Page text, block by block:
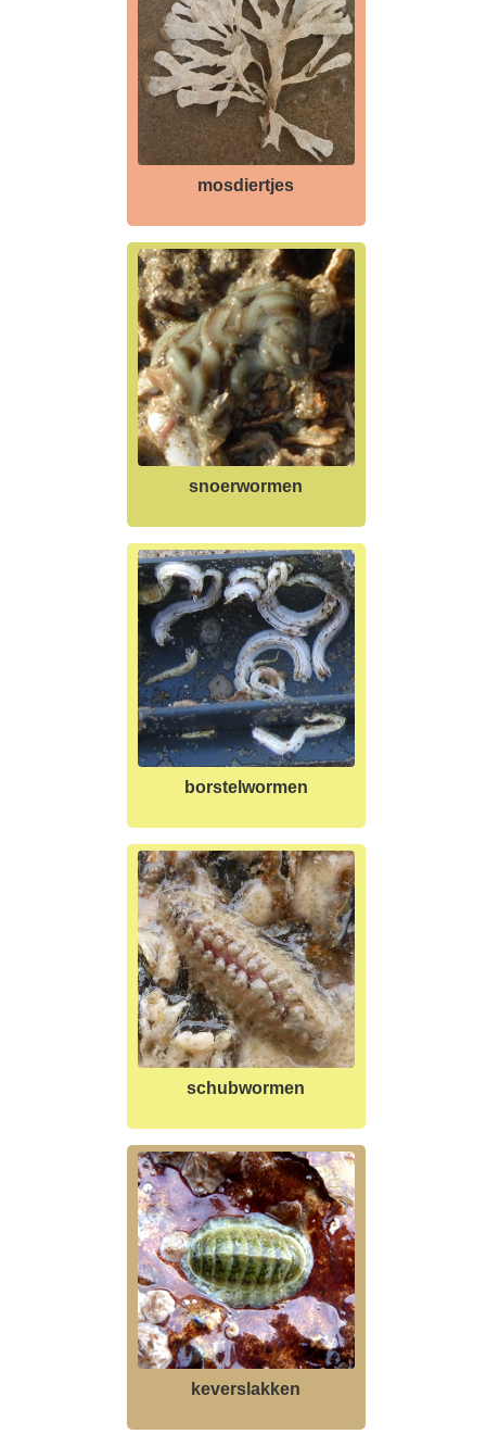
mosdiertjes
snoerwormen
borstelwormen
schubwormen
keverslakken